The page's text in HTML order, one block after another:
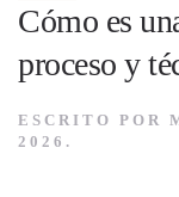
Cómo es
proceso y
ESCRITO POR
2026 .